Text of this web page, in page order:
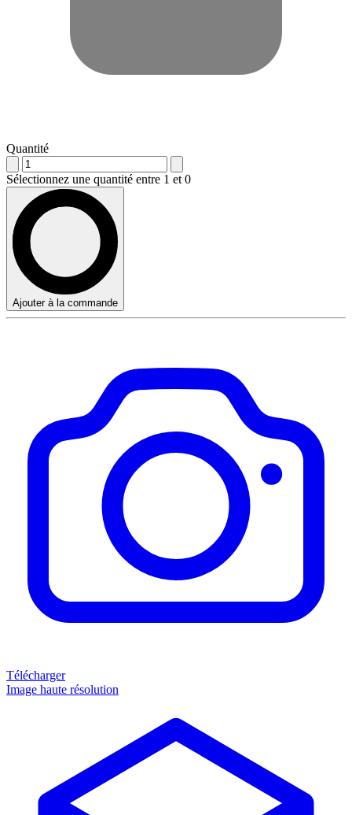
Quantité
Sélectionnez une quantité entre 1 et 0
Ajouter à la commande
Télécharger
Image haute résolution